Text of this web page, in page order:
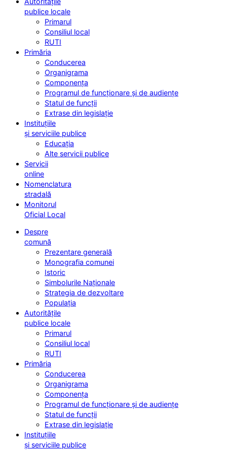
publice locale
Primarul
Consiliul local
RUTI
Primăria
Conducerea
Organigrama
Componența
Programul de funcționare și de audiențe
Statul de funcții
Extrase din legislație
Instituțiile
și serviciile publice
Educația
Alte servicii publice
Servicii
online
Nomenclatura
stradală
Monitorul
Oficial Local
Despre
comună
Prezentare generală
Monografia comunei
Istoric
Simbolurile Naționale
Strategia de dezvoltare
Populația
Autoritățile
publice locale
Primarul
Consiliul local
RUTI
Primăria
Conducerea
Organigrama
Componența
Programul de funcționare și de audiențe
Statul de funcții
Extrase din legislație
Instituțiile
și serviciile publice